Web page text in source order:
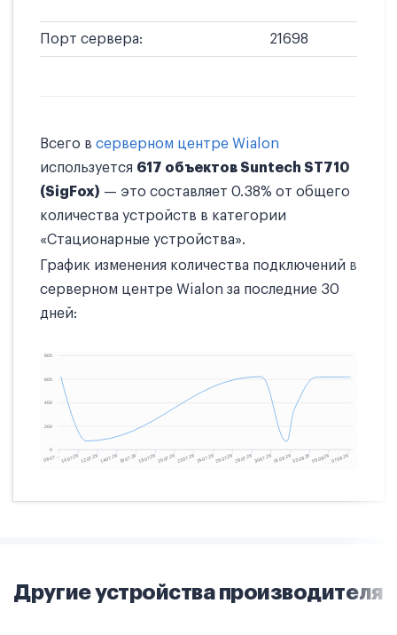
Порт сервера: 21698
Всего в серверном центре Wialon
используется 617 объектов Suntech ST710
(SigFox) — это составляет 0.38% от общего
количества устройств в категории
«Стационарные устройства».
График изменения количества подключений в
серверном центре Wialon за последние 30
дней:
Другие устройства производителя